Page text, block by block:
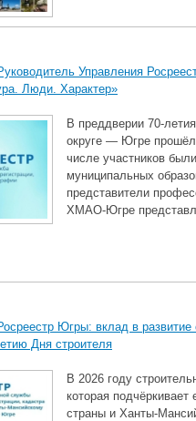
Управления
Люди. Характер»
В преддверии
округе — Югре
числе участников
муниципальных
представители
ХМАО‑Югре
Югры: вклад в
Дня строителя
В 2026 году
которая
страны и